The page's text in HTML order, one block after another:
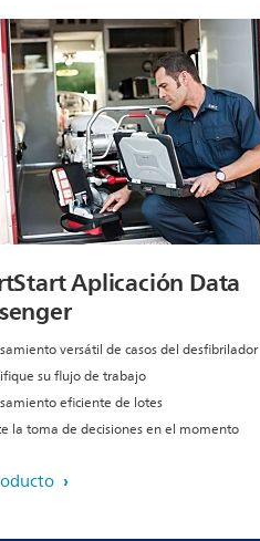
Aplicación Data
versátil de casos del desfibrilador
su flujo de trabajo
eficiente de lotes
la toma de decisiones en el momento